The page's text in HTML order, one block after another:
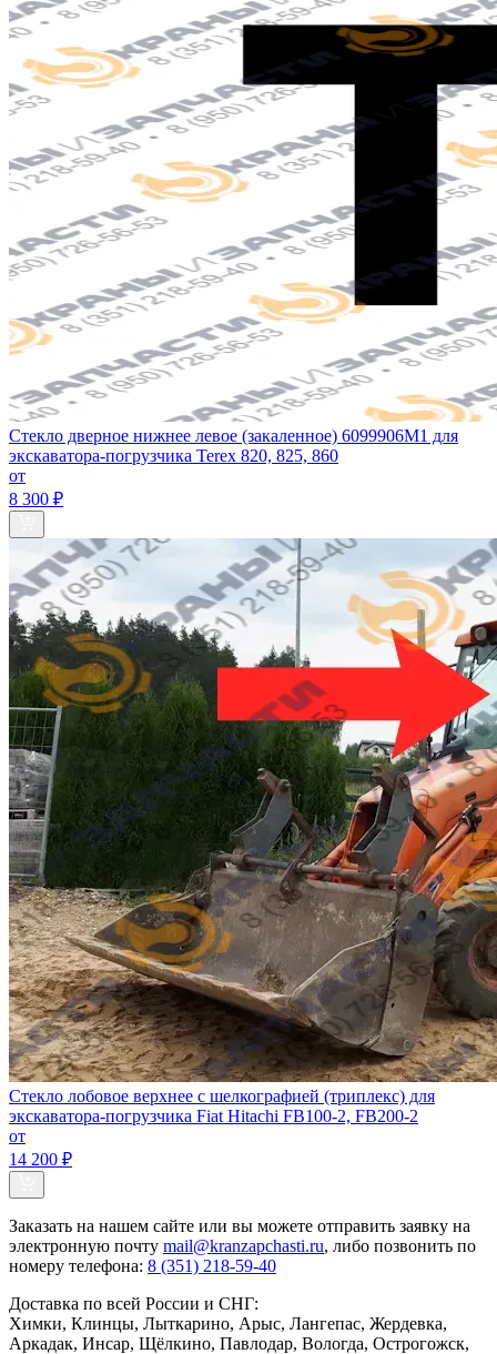
Стекло дверное нижнее левое (закаленное) 6099906M1 для
экскаватора-погрузчика Terex 820, 825, 860
от
8 300 ₽
Стекло лобовое верхнее с шелкографией (триплекс) для
экскаватора-погрузчика Fiat Hitachi FB100-2, FB200-2
от
14 200 ₽
Заказать на нашем сайте или вы можете отправить заявку на
электронную почту mail@kranzapchasti.ru, либо позвонить по
номеру телефона: 8 (351) 218-59-40
Доставка по всей России и СНГ:
Химки, Клинцы, Лыткарино, Арыс, Лангепас, Жердевка,
Аркадак, Инсар, Щёлкино, Павлодар, Вологда, Острогожск,